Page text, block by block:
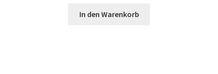
In den Warenkorb